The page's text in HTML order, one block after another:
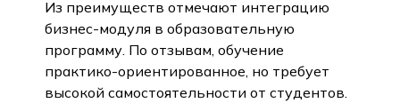
Из преимуществ отмечают интеграцию
бизнес-модуля в образовательную
программу. По отзывам, обучение
практико-ориентированное, но требует
высокой самостоятельности от студентов.